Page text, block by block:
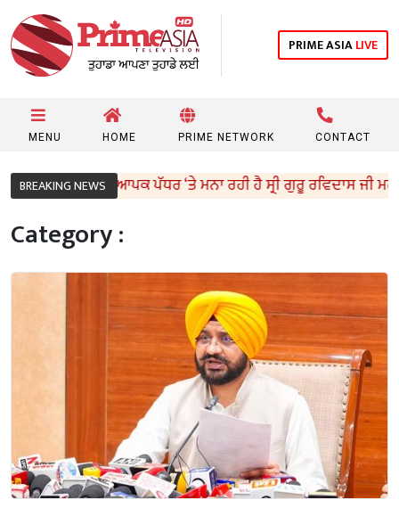
PRIME ASIALIVE
MENU HOME PRIME NETWORK CONTACT
BREAKING NEWS
ਸਰਕਾਰ ਵਿਆਪਕ ਪੱਧਰ ‘ਤੇ ਮਨਾ ਰਹੀ ਹੈ ਸ੍ਰੀ ਗੁਰੂ ਰਵਿਦਾਸ ਜੀ ਮਹਾਰਾਜ
Category :